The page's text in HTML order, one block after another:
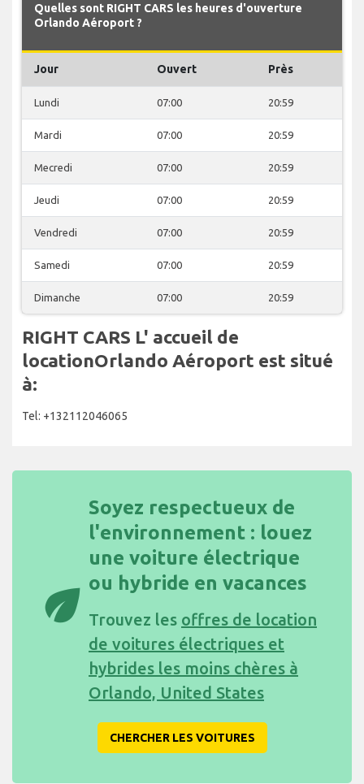
Quelles sont RIGHT CARS les heures d'ouverture
Orlando Aéroport ?
Jour Ouvert Près
Lundi 07:00 20:59
Mardi 07:00 20:59
Mecredi 07:00 20:59
Jeudi 07:00 20:59
Vendredi 07:00 20:59
Samedi 07:00 20:59
Dimanche 07:00 20:59
RIGHT CARS L' accueil de
locationOrlando Aéroport est situé
à:
Tel: +132112046065
eco
Soyez respectueux de
l'environnement : louez
une voiture électrique
ou hybride en vacances
Trouvez les offres de location
de voitures électriques et
hybrides les moins chères à
Orlando, United States
CHERCHER LES VOITURES